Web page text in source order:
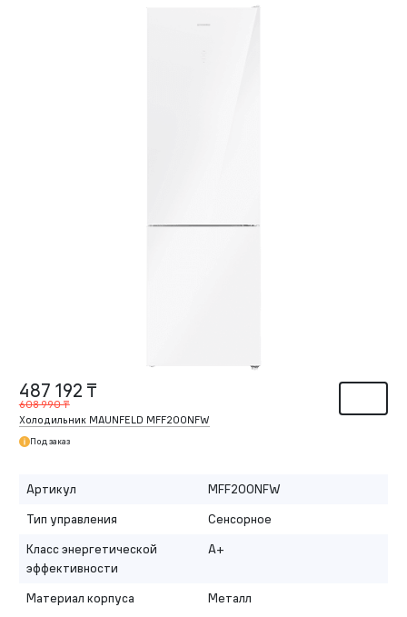
487 192 ₸
608 990 ₸
Холодильник MAUNFELD MFF200NFW
Под заказ
Артикул
MFF200NFW
Тип управления
Сенсорное
Класс энергетической
эффективности
A+
Материал корпуса Металл